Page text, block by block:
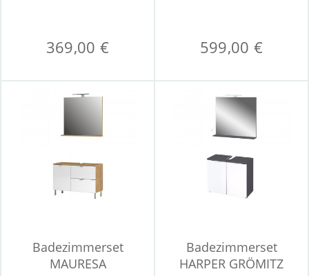
369,00 € 599,00 €
Badezimmerset
MAURESA
Badezimmerset
HARPER GRÖMITZ